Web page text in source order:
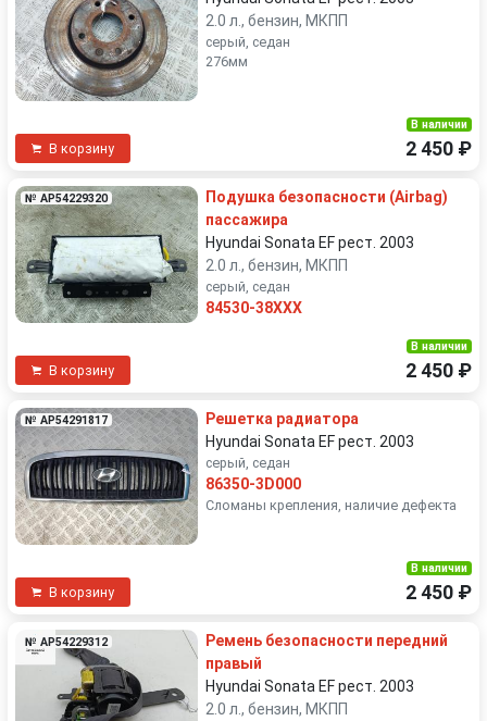
2.0 л., бензин, МКПП
серый, седан
276мм
В корзину
В наличии
2 450 ₽
№ AP54229320
Подушка безопасности (Airbag)
пассажира
Hyundai Sonata EF рест. 2003
2.0 л., бензин, МКПП
серый, седан
84530-38XXX
В корзину
В наличии
2 450 ₽
№ AP54291817
Решетка радиатора
Hyundai Sonata EF рест. 2003
серый, седан
86350-3D000
Сломаны крепления, наличие дефекта
В корзину
В наличии
2 450 ₽
№ AP54229312
Ремень безопасности передний
правый
Hyundai Sonata EF рест. 2003
2.0 л., бензин, МКПП